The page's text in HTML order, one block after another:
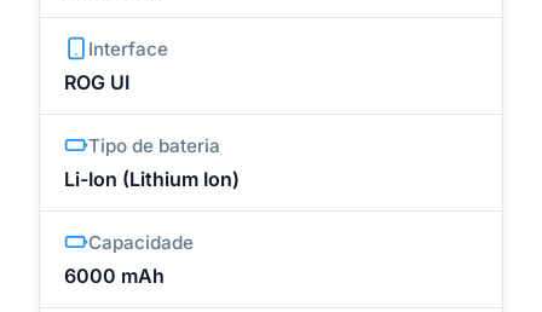
Interface
ROG UI
Tipo de bateria
Li-Ion (Lithium Ion)
Capacidade
6000 mAh